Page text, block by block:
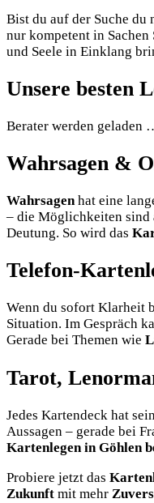
Bist du auf der Suche du
nur kompetent in
und Seele in Einklang
Unsere besten
Berater werden geladen
Wahrsagen &
Wahrsagenhat eine
– die Möglichkeiten sind
Deutung. So wird das
Telefon-
Wenn du sofort Klarheit
Situation. Im Gespräch
Gerade bei Themen wie
Tarot,
Jedes Kartendeck hat
Aussagen – gerade bei
Kartenlegen in Göhlen
Probiere jetzt das
Zukunft mit mehr